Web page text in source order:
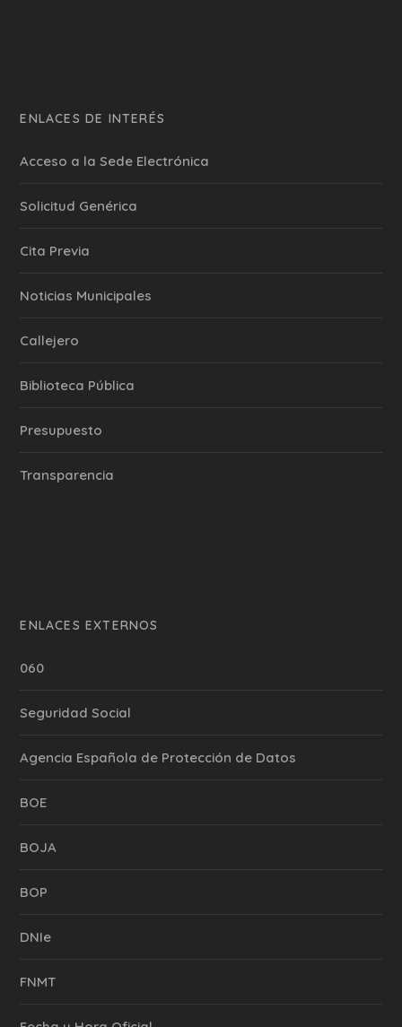
ENLACES DE INTERÉS
Acceso a la Sede Electrónica
Solicitud Genérica
Cita Previa
‎Noticias Municipales
Callejero
Biblioteca Pública
Presupuesto
Transparencia
ENLACES EXTERNOS
060
Seguridad Social
Agencia Española de Protección de Datos
BOE
BOJA
BOP
DNIe
FNMT